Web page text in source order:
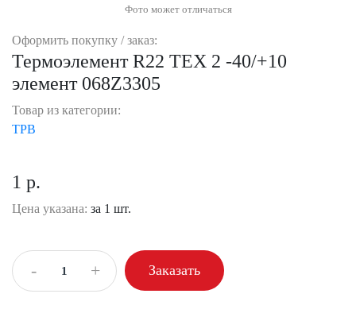
Фото может отличаться
Оформить покупку / заказ:
Термоэлемент R22 TEX 2 -40/+10
элемент 068Z3305
Товар из категории:
ТРВ
1 р.
Цена указана: за 1 шт.
- + Заказать